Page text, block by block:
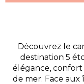
Découvrez le
destination 5
élégance,
de mer. Face aux